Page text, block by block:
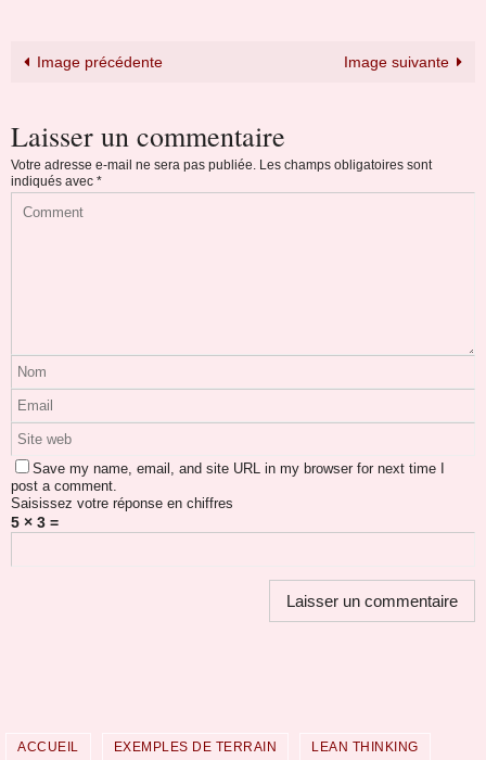
Image précédente Image suivante
Laisser un commentaire
Votre adresse e-mail ne sera pas publiée.
Les champs obligatoires sont
indiqués avec *
Save my name, email, and site URL in my browser for next time I
post a comment.
Saisissez votre réponse en chiffres
5 × 3 =
ACCUEIL EXEMPLES DE TERRAIN LEAN THINKING